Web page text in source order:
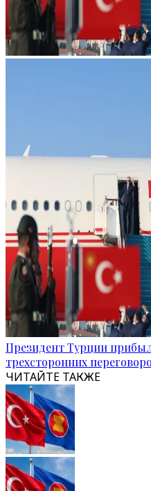
Президент Турции
трехсторонних
ЧИТАЙТЕ ТАКЖЕ